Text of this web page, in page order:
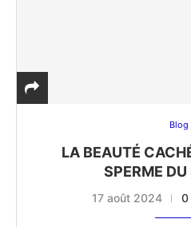
Blog
LA BEAUTÉ
SPERME
17 août 2024 0